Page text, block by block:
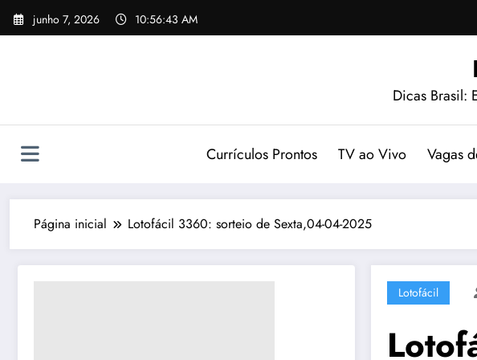
Pular
para
junho 7, 2026 10:56:44 AM
Dicas Brasil:
Currículos Prontos TV ao Vivo Vagas
Página inicial Lotofácil 3360: sorteio de Sexta,04-04-2025
Lotofácil